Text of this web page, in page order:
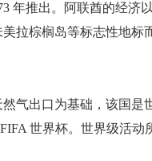
年推出。阿联酋的经
拉棕榈岛等标志性地标
气出口为基础，该国
世界杯。世界级活